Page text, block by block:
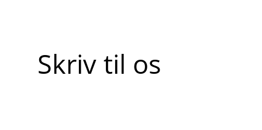
Skriv til os